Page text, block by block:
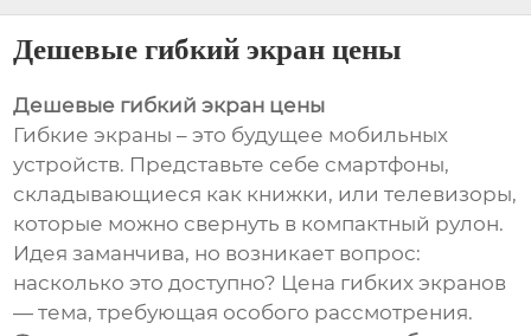
Дешевые гибкий экран цены
Дешевые гибкий экран цены
Гибкие экраны – это будущее мобильных
устройств. Представьте себе смартфоны,
складывающиеся как книжки, или телевизоры,
которые можно свернуть в компактный рулон.
Идея заманчива, но возникает вопрос:
насколько это доступно? Цена гибких экранов
— тема, требующая особого рассмотрения.